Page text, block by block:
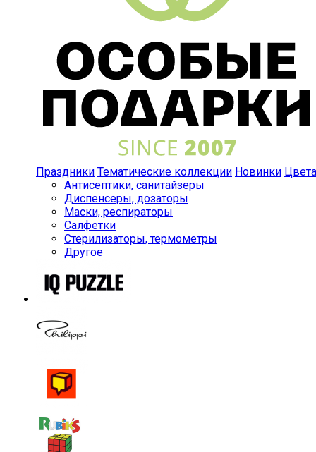
Праздники Тематические коллекции Новинки Цвета
Антисептики, санитайзеры
Диспенсеры, дозаторы
Маски, респираторы
Салфетки
Стерилизаторы, термометры
Другое